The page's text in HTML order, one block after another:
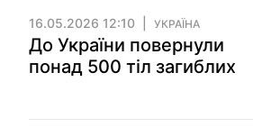
16.05.2026 12:10 УКРАЇНА
До України повернули
понад 500 тіл загиблих